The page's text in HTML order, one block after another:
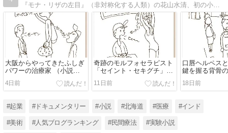
『モナ・リザの左目』（非対称化する人類）の花山水清、初の小説＜新連載＞人類史に残る新発見の軌跡とともに世界の民間療法と医療の実像に迫る！毎回読み切り。３分で読めてクスッと笑えて知識も増える♪
大阪からやってきたふしぎ
パワーの治療家 （小説
『ザ・民間療法』178）
4日前
奇跡のモルフォセラピスト
「セイント・セキグチ」誕
生 （小説『ザ・民間療法』
177）
11日前
口唇ヘルペス
鍵を握る背骨
『ザ・民間療
18日前
#起業 #ドキュメンタリー #小説 #北海道 #医療 #インド
#美術 #人気ブログランキング #民間療法 #実験小説